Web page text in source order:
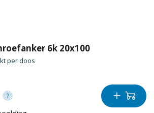
6k 20x100
perdoos